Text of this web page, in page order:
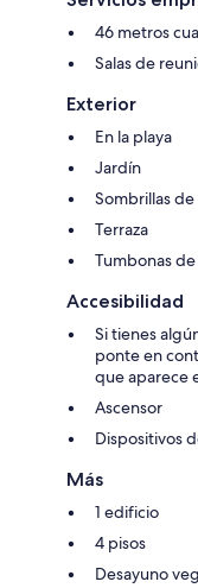
46 metros
Salas de
Exterior
En la playa
Jardín
Sombrillas
Terraza
Tumbonas
Accesibilidad
Si tienes
ponte en
que aparece
Ascensor
Dispositivos
Más
1 edificio
4 pisos
Desayuno